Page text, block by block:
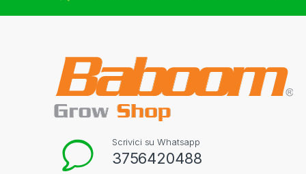
Scrivici su Whatsapp
3756420488